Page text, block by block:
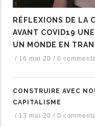
RÉFLEXIONS DE LA
AVANT COVID19
UN MONDE EN
/ 16 mai 20 / 0
CONSTRUIRE AVEC
CAPITALISME
/ 13 mai 20 / 0